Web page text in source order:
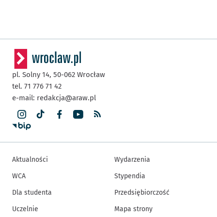
pl. Solny 14, 50-062 Wrocław
tel. 71 776 71 42
e-mail: redakcja@araw.pl
Aktualności
WCA
Dla studenta
Uczelnie
Wydarzenia
Stypendia
Przedsiębiorczość
Mapa strony